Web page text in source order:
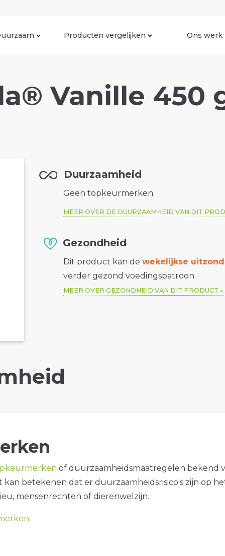
Producten vergelijken Ons werk
Vanille 450
Duurzaamheid
Geen topkeurmerken
MEER OVER DE DUURZAAMHEID VAN DIT
Gezondheid
Dit product kan dewekelijkse
verder gezond voedingspatroon.
MEER OVER GEZONDHEID VAN DIT PRODUCT
of duurzaamheidsmaatregelen bekend
kan betekenen dat er duurzaamheidsrisico's zijn op
mensenrechten of dierenwelzijn.